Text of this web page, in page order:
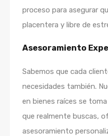
proceso para asegurar
placentera y libre de
Asesoramiento
Sabemos que cada
necesidades también.
en bienes raíces se
que realmente buscas,
asesoramiento